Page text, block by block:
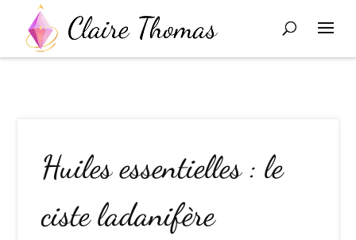
Huiles essentielles : le
ciste ladanifère